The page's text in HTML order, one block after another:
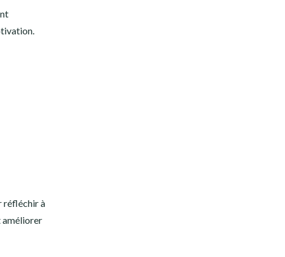
réfléchir à
améliorer